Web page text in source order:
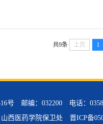
共9条 上页 1
号 邮编：032200 电话：
山西医药学院保卫处 晋ICP备